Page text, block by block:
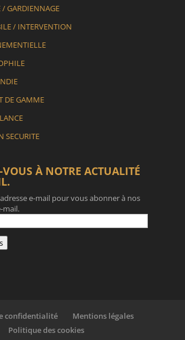
/ GARDIENNAGE
/ INTERVENTION
DE GAMME
SECURITE
À NOTRE ACTUALITÉ
e-mail pour vous abonner à nos
mail.
confidentialité
Mentions légales
Politique des cookies